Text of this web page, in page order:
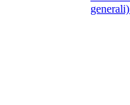
generali)